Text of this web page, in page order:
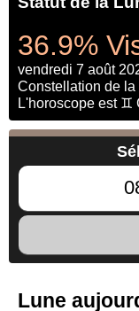
36.9%
vendredi 7 août
Constellation de la
L'horoscope est ♊
Lune